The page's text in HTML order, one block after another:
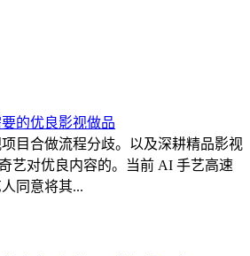
的优良影视做品
目合做流程分歧。以及深耕精品影视
艺对优良内容的。当前 AI 手艺高速
同意将其...